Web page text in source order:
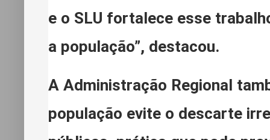
e o SLU fortalece esse
a população”, destacou.
A Administração Regional
população evite o descarte